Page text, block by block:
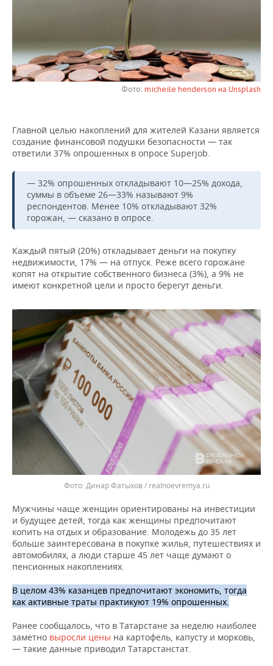
ОПК
ТРАНСПОРТ
УСЛУГИ
НОВОСТИ ТЕХНОЛОГИЙ
IT
МЕДИА
НОВОСТИ МЕРОПРИЯТИЙ
ВЫЕЗДНАЯ РЕДАКЦИЯ
ONLINE-КОНФЕРЕНЦИИ
СПОРТ
НОВОСТИ СПОРТА
ХОККЕЙ
ВОЛЕЙБОЛ
КИБЕРСПОРТ
ФИГУРНОЕ КАТАНИЕ
ВОДНЫЕ ВИДЫ СПОРТА
ОБЩЕСТВО
ВЛАСТЬ
ИСТОРИЯ
КУЛЬТУРА
МЕДИЦИНА
ОБРАЗОВАНИЕ
СЮЖЕТЫ
СПИСОК ПЕРСОН
СПИСОК КОМПАНИЙ
ПОЛНАЯ ВЕРСИЯ
Фото: micheile henderson на Unsplash
Главной целью накоплений для жителей Казани является
создание финансовой подушки безопасности — так
ответили 37% опрошенных в опросе Superjob.
— 32% опрошенных откладывают 10—25% дохода,
суммы в объеме 26—33% называют 9%
респондентов. Менее 10% откладывают 32%
горожан, — сказано в опросе.
Каждый пятый (20%) откладывает деньги на покупку
недвижимости, 17% — на отпуск. Реже всего горожане
копят на открытие собственного бизнеса (3%), а 9% не
имеют конкретной цели и просто берегут деньги.
Динар Фатыхов / realnoevremya.ru
Мужчины чаще женщин ориентированы на инвестиции
и будущее детей, тогда как женщины предпочитают
копить на отдых и образование. Молодежь до 35 лет
больше заинтересована в покупке жилья, путешествиях и
автомобилях, а люди старше 45 лет чаще думают о
пенсионных накоплениях.
В целом 43% казанцев предпочитают экономить, тогда
как активные траты практикуют 19% опрошенных.
Ранее сообщалось, что в Татарстане за неделю наиболее
заметно выросли цены на картофель, капусту и морковь,
— такие данные приводил Татарстанстат.